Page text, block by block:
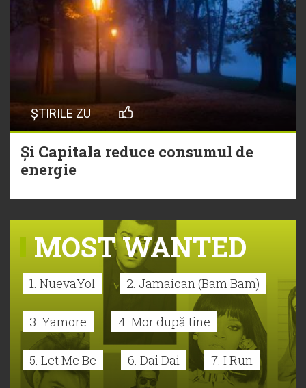
ȘTIRILE ZU
Și Capitala reduce consumul de
energie
MOST WANTED
1. NuevaYol 2. Jamaican (Bam Bam)
3. Yamore 4. Mor după tine
5. Let Me Be 6. Dai Dai 7. I Run